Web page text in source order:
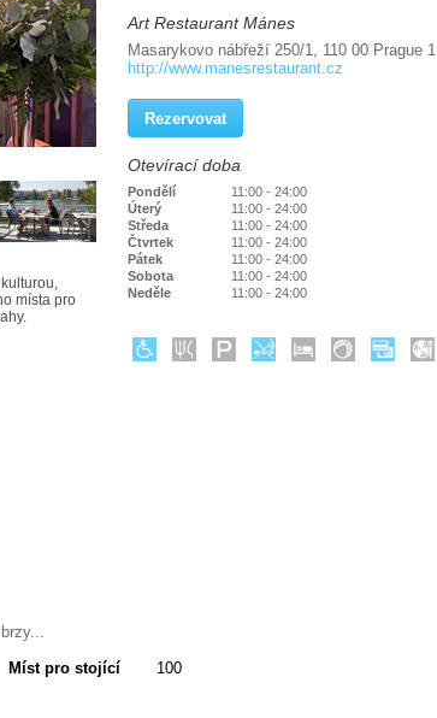
místa pro
Míst pro stojící 100
Art Restaurant Mánes
Masarykovo nábřeží 250/1, 110 00 Prague 1
http://www.manesrestaurant.cz
Rezervovat
Otevírací doba
Pondělí
11:00 - 24:00
Úterý
11:00 - 24:00
Středa
11:00 - 24:00
Čtvrtek
11:00 - 24:00
Pátek
11:00 - 24:00
Sobota
11:00 - 24:00
Neděle
11:00 - 24:00